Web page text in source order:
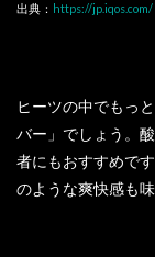
出典： https://jp.iqos.com/
ヒーツの中でもっ
バー」でしょう。
者にもおすすめで
のような爽快感も味